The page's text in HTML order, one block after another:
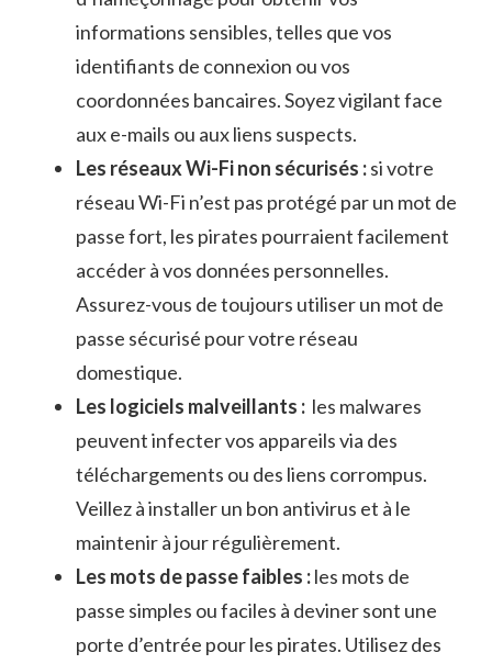
informations sensibles, telles que vos
identifiants de connexion ou vos
coordonnées bancaires. Soyez vigilant face
aux e-mails ou⁤ aux liens suspects.
Les ​réseaux Wi-Fi non ⁢sécurisés :si votre
réseau Wi-Fi n’est pas protégé par un mot ‍de
passe fort, les pirates pourraient facilement
accéder à⁢ vos données personnelles.
Assurez-vous de⁤ toujours utiliser un mot de
passe‌ sécurisé pour votre réseau
domestique.
Les logiciels malveillants : ‍ les malwares
‍peuvent​ infecter vos appareils via des
‍téléchargements ‍ou des liens corrompus.
Veillez à installer un ⁤bon antivirus et à le
maintenir à ⁢jour régulièrement.
Les ⁢mots de⁣ passe faibles :les mots de
passe ⁣simples ou faciles à ​deviner sont une
porte d’entrée ⁢pour les​ pirates. Utilisez des